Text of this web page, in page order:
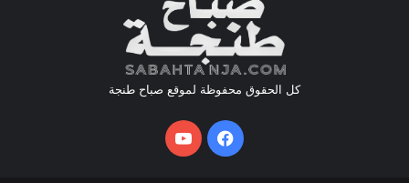
كل الحقوق محفوظة لموقع صباح طنجة
فيسبوكيوتيوب